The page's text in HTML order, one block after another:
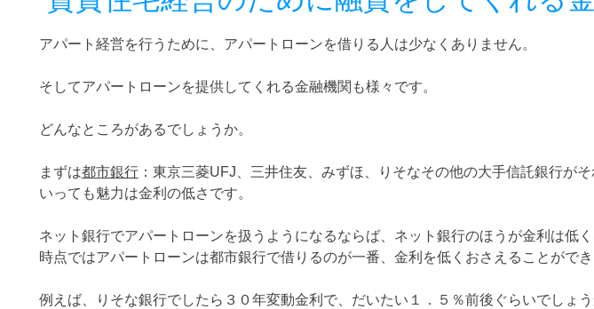
アパート経営を行うために、アパートローンを借りる人は少なくありません。
そしてアパートローンを提供してくれる金融機関も様々です。
どんなところがあるでしょうか。
まずは都市銀行：東京三菱UFJ、三井住友、みずほ、りそなその他の大手信託銀行が
いっても魅力は金利の低さです。
ネット銀行でアパートローンを扱うようになるならば、ネット銀行のほうが金利は低
時点ではアパートローンは都市銀行で借りるのが一番、金利を低くおさえることができ
例えば、りそな銀行でしたら３０年変動金利で、だいたい１．５％前後ぐらいでしょ